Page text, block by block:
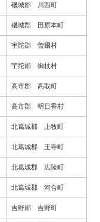
磯城郡 川西町
磯城郡 田原本町
宇陀郡 曽爾村
宇陀郡 御杖村
高市郡 高取町
高市郡 明日香村
北葛城郡 上牧町
北葛城郡 王寺町
北葛城郡 広陵町
北葛城郡 河合町
吉野郡 吉野町